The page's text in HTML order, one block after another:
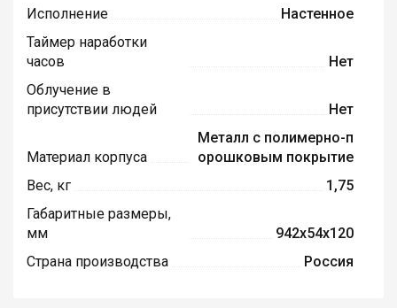
Исполнение
Настенное
Таймер наработки
часов
Нет
Облучение в
присутствии людей
Нет
Материал корпуса
Металл с полимерно-п
орошковым покрытие
Вес, кг
1,75
Габаритные размеры,
мм
942х54х120
Страна производства
Россия